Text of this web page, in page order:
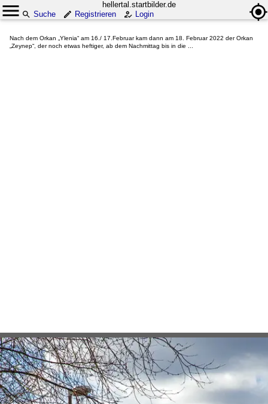
hellertal.startbilder.de
Suche
Registrieren Login
Nach dem Orkan „Ylenia“ am 16./ 17.Februar kam dann am 18. Februar 2022 der Orkan
„Zeynep“, der noch etwas heftiger, ab dem Nachmittag bis in die ...